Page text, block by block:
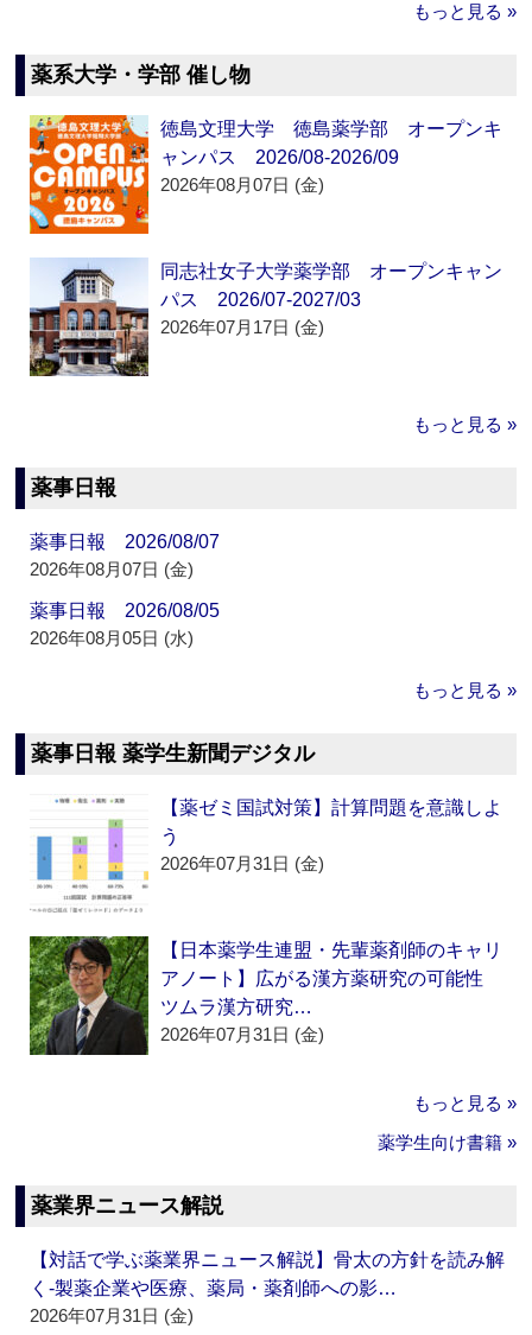
もっと見る »
薬系大学・学部 催し物
徳島文理大学 徳島薬学部 オープンキ
ャンパス 2026/08-2026/09
2026年08月07日 (金)
同志社女子大学薬学部 オープンキャン
パス 2026/07-2027/03
2026年07月17日 (金)
もっと見る »
薬事日報
薬事日報 2026/08/07
2026年08月07日 (金)
薬事日報 2026/08/05
2026年08月05日 (水)
もっと見る »
薬事日報 薬学生新聞デジタル
【薬ゼミ国試対策】計算問題を意識しよ
う
2026年07月31日 (金)
【日本薬学生連盟・先輩薬剤師のキャリ
アノート】広がる漢方薬研究の可能性
ツムラ漢方研究…
2026年07月31日 (金)
もっと見る »
薬学生向け書籍 »
薬業界ニュース解説
【対話で学ぶ薬業界ニュース解説】骨太の方針を読み解
く‐製薬企業や医療、薬局・薬剤師への影…
2026年07月31日 (金)